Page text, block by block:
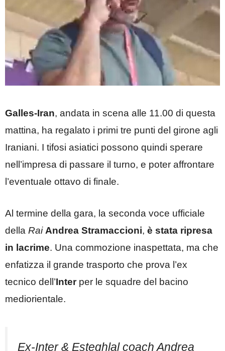
Galles-Iran, andata in scena alle 11.00 di questa
mattina, ha regalato i primi tre punti del girone agli
Iraniani. I tifosi asiatici possono quindi sperare
nell’impresa di passare il turno, e poter affrontare
l’eventuale ottavo di finale.
Al termine della gara, la seconda voce ufficiale
della Rai Andrea Stramaccioni, è stata ripresa
in lacrime. Una commozione inaspettata, ma che
enfatizza il grande trasporto che prova l’ex
tecnico dell’Interper le squadre del bacino
mediorientale.
Ex-Inter & Esteghlal coach Andrea